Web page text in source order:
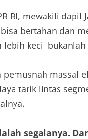
RI, mewakili dapil
bertahan dan
kecil
massal
tarik lintas
segalanya.